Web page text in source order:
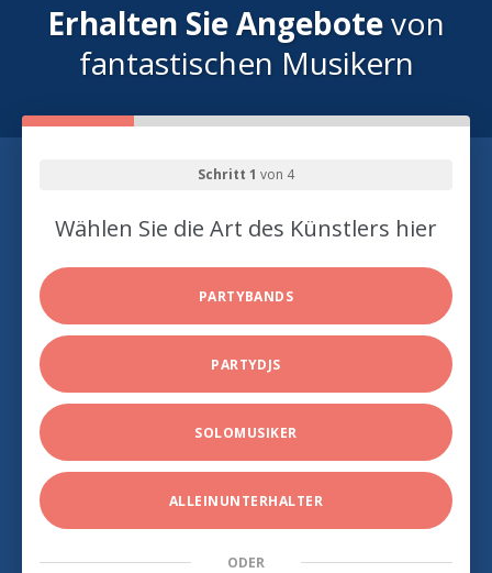
Erhalten Sie Angebotevon
fantastischen Musikern
Schritt 1 von 4
Wählen Sie die Art des Künstlers hier
PARTYBANDS
PARTYDJS
SOLOMUSIKER
ALLEINUNTERHALTER
ODER